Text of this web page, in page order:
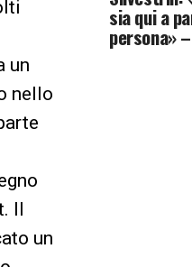
un
nello
Il
un
sia qui a
persona»